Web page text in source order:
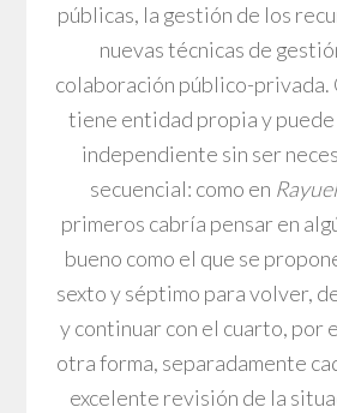
públicas, la gestión de los
nuevas técnicas de
colaboración público-privada.
tiene entidad propia y
independiente sin ser
secuencial: como en
primeros cabría pensar en
bueno como el que se
sexto y séptimo para volver,
y continuar con el cuarto, por
otra forma, separadamente
excelente revisión de la